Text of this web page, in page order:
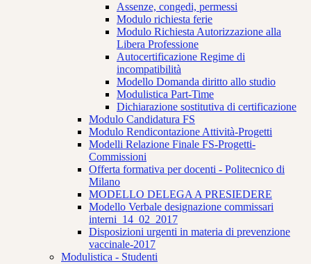
Assenze, congedi, permessi
Modulo richiesta ferie
Modulo Richiesta Autorizzazione alla
Libera Professione
Autocertificazione Regime di
incompatibilità
Modello Domanda diritto allo studio
Modulistica Part-Time
Dichiarazione sostitutiva di certificazione
Modulo Candidatura FS
Modulo Rendicontazione Attività-Progetti
Modelli Relazione Finale FS-Progetti-
Commissioni
Offerta formativa per docenti - Politecnico di
Milano
MODELLO DELEGA A PRESIEDERE
Modello Verbale designazione commissari
interni_14_02_2017
Disposizioni urgenti in materia di prevenzione
vaccinale-2017
Modulistica - Studenti